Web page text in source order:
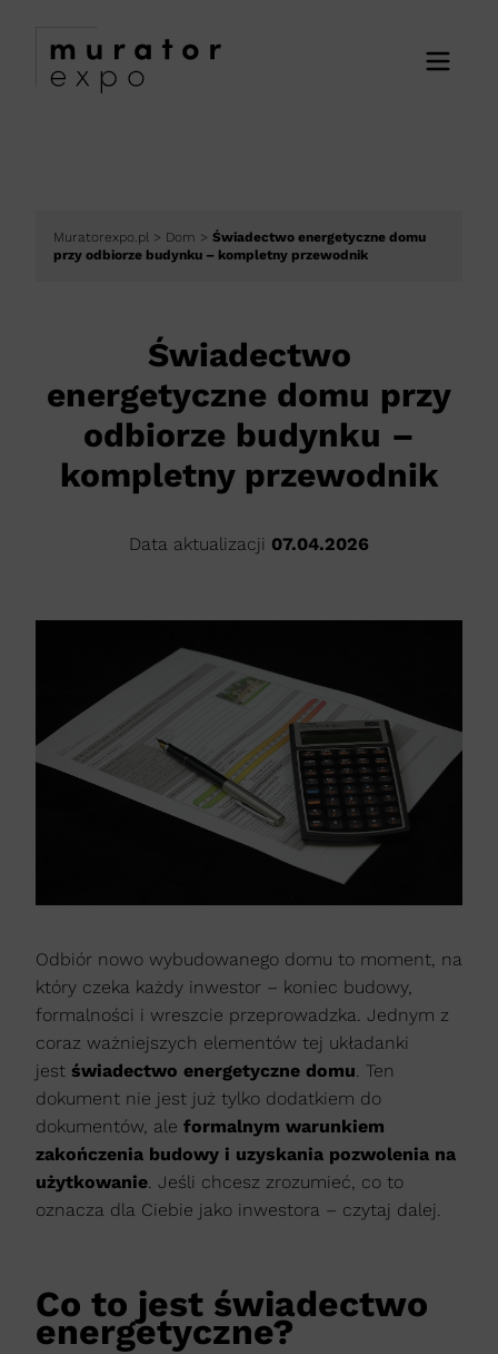
Muratorexpo.pl > Dom > Świadectwo energetyczne domu
przy odbiorze budynku – kompletny przewodnik
Świadectwo
energetyczne domu przy
odbiorze budynku –
kompletny przewodnik
Data aktualizacji 07.04.2026
Odbiór nowo wybudowanego domu to moment, na
który czeka każdy inwestor – koniec budowy,
formalności i wreszcie przeprowadzka. Jednym z
coraz ważniejszych elementów tej układanki
jest świadectwo energetyczne domu . Ten
dokument nie jest już tylko dodatkiem do
dokumentów, ale formalnym warunkiem
zakończenia budowy i uzyskania pozwolenia na
użytkowanie . Jeśli chcesz zrozumieć, co to
oznacza dla Ciebie jako inwestora – czytaj dalej.
Co to jest świadectwo
energetyczne?